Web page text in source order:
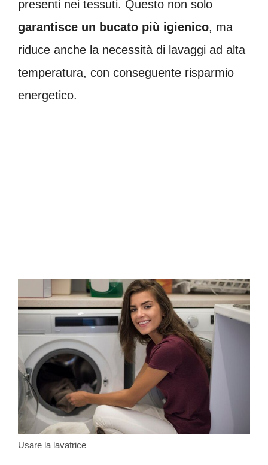
presenti nei tessuti. Questo non solo
garantisce un bucato più igienico, ma
riduce anche la necessità di lavaggi ad alta
temperatura, con conseguente risparmio
energetico.
Usare la lavatrice